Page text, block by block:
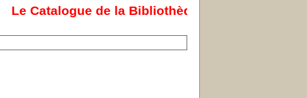
Le Catalogue de la Bibliothèque de l'UPAO en